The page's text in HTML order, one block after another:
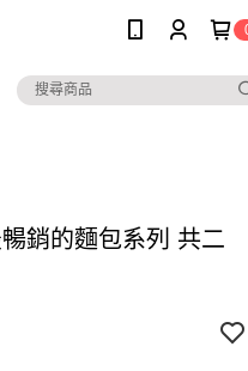
銷的麵包系列 共二